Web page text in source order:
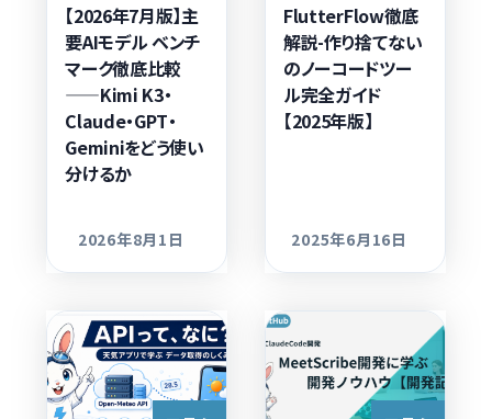
【2026年7月版】主
要AIモデル ベンチ
マーク徹底比較
——Kimi K3・
Claude・GPT・
Geminiをどう使い
分けるか
更新日
2026年8月1日
FlutterFlow徹底
解説-作り捨てない
のノーコードツー
ル完全ガイド
【2025年版】
更新日
2025年6月16日